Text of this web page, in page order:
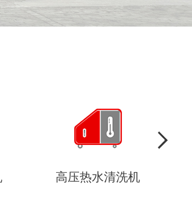
定制非标系统